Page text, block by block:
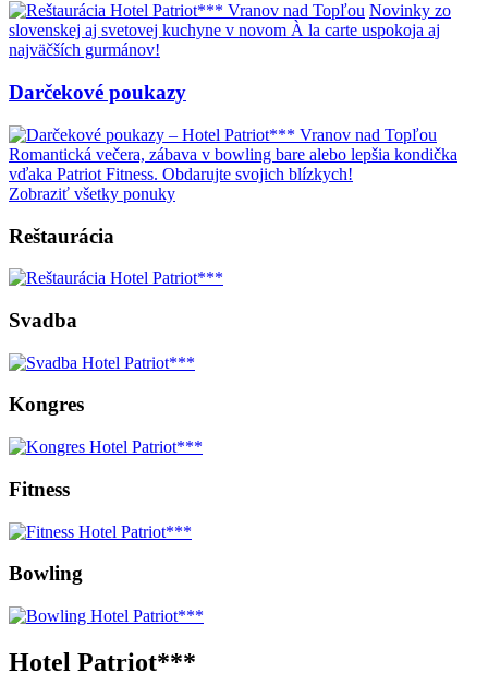
Novinky zo
slovenskej aj svetovej kuchyne v novom À la carte uspokoja aj
najväčších gurmánov!
Darčekové poukazy
Romantická večera, zábava v bowling bare alebo lepšia kondička
vďaka Patriot Fitness. Obdarujte svojich blízkych!
Zobraziť všetky ponuky
Reštaurácia
Svadba
Kongres
Fitness
Bowling
Hotel Patriot***